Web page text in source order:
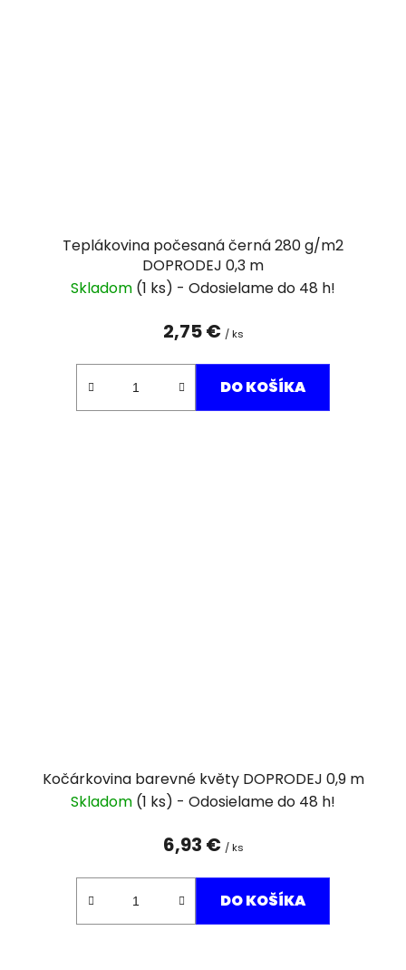
Teplákovina počesaná černá 280 g/m2
DOPRODEJ 0,3 m
Skladom (1 ks)
2,75 € / ks
DO KOŠÍKA
Kočárkovina barevné květy DOPRODEJ 0,9 m
Skladom (1 ks)
6,93 € / ks
DO KOŠÍKA